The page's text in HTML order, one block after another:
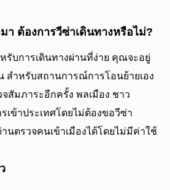
า ต้องการวีซ่าเดินทางหรือไม่?
รับการเดินทางผ่านที่ง่าย คุณจะอยู่
สำหรับสถานการณ์การโอนย้ายเอง
สัมภาระอีกครั้ง พลเมือง ชาว
เข้าประเทศโดยไม่ต้องขอวีซ่า
นตรวจคนเข้าเมืองได้โดยไม่มีค่าใช้